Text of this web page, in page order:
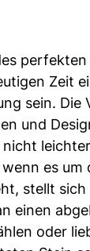
Zeit
sein. Die
und
es um
stellt
einen
oder